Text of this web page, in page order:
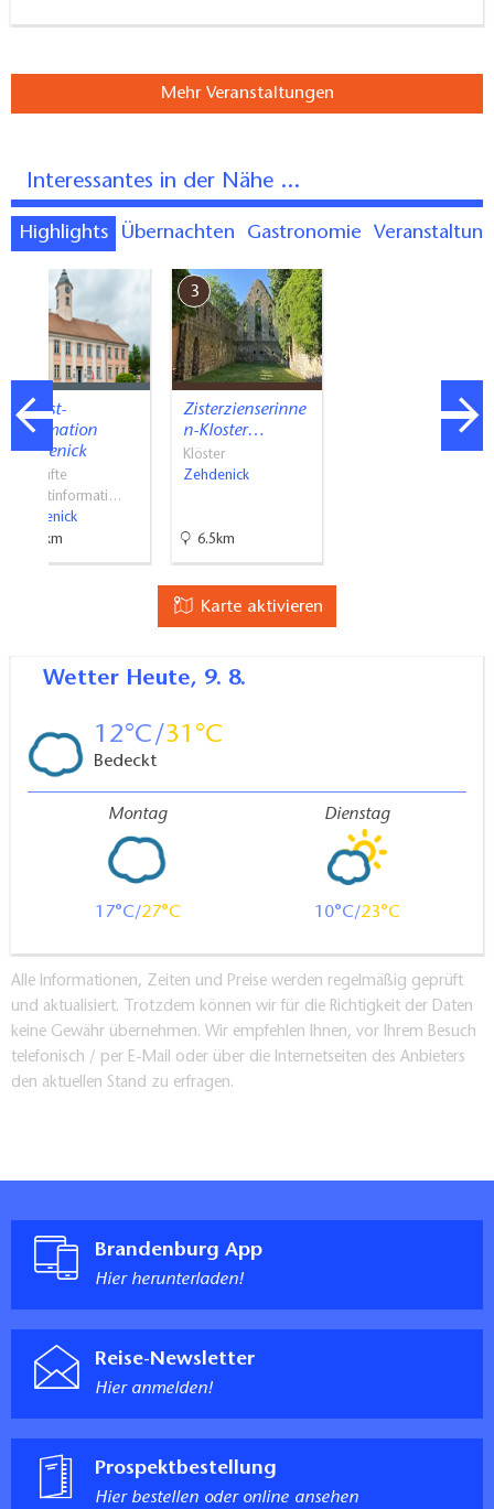
Mehr Veranstaltungen
Interessantes in der Nähe ...
Highlights Übernachten Gastronomie
Tourist-
Information
Zehdenick
Geprüfte
Touristinformati…
Zehdenick
6.1km
3
Zisterzienserinne
n-Kloster…
Klöster
Zehdenick
6.5km
Karte aktivieren
Wetter Heute, 9. 8.
12 31
Bedeckt
Montag
17 27
Dienstag
10 23
Alle Informationen, Zeiten und Preise werden regelmäßig geprüft
und aktualisiert. Trotzdem können wir für die Richtigkeit der Daten
keine Gewähr übernehmen. Wir empfehlen Ihnen, vor Ihrem Besuch
telefonisch / per E-Mail oder über die Internetseiten des Anbieters
den aktuellen Stand zu erfragen.
Brandenburg App
Hier herunterladen!
Reise-Newsletter
Hier anmelden!
Prospektbestellung
Hier bestellen oder online ansehen